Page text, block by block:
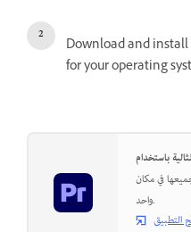
Download and
for your operating
في مكان
واحد.
التطبيق